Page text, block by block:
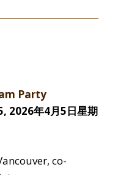
Party
2026年4月5日星期
co-